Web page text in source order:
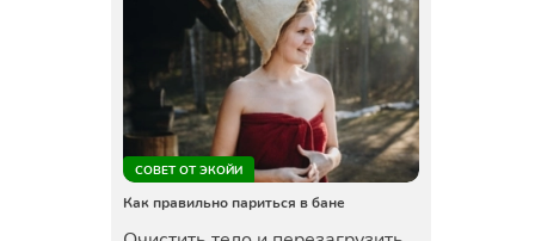
СОВЕТ ОТ ЭКОЙИ
Как правильно париться в бане